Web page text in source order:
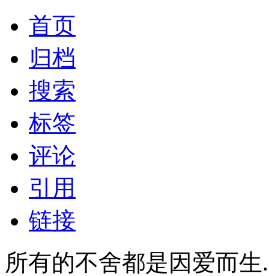
首页
归档
搜索
标签
评论
引用
链接
所有的不舍都是因爱而